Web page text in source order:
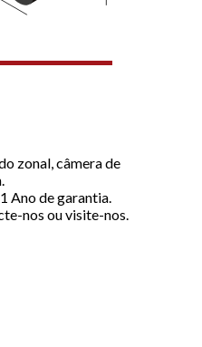
zonal, câmera de
Ano de garantia.
nos ou visite-nos.